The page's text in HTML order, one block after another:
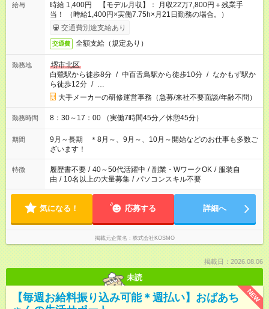
給与
時給 1,400円 【モデル月収】： 月収22万7,800円＋残業手
当！ （時給1,400円×実働7.75h×月21日勤務の場合。）
交通費別途支給あり
交通費 全額支給（規定あり）
勤務地
堺市北区
白鷺駅から徒歩8分 / 中百舌鳥駅から徒歩10分 / なかもず駅か
ら徒歩12分 / …
大手メーカーの研修運営事務（急募/来社不要面談/年齢不問）
勤務時間 8：30～17：00 （実働7時間45分／休憩45分）
期間
9月～長期 ＊8月～、9月～、10月～開始などのお仕事も多数ご
ざいます！
特徴 履歴書不要 / 40～50代活躍中 / 副業・WワークOK / 服装自
由 / 10名以上の大量募集 / パソコンスキル不要
気になる！ 応募する 詳細へ
掲載元企業名 株式会社KOSMO
掲載日：2026.08.06
未読
NEW
【毎週お給料振り込み可能＊週払い】おばあち